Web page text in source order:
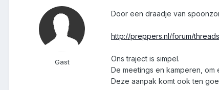
Gast
Door een draadje van
http://preppers.nl/forum/
Ons traject is simpel.
De meetings en kamperen, om
Deze aanpak komt ook ten